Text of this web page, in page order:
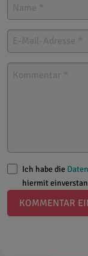
Ich habe die
hiermit
KOMMENTAR